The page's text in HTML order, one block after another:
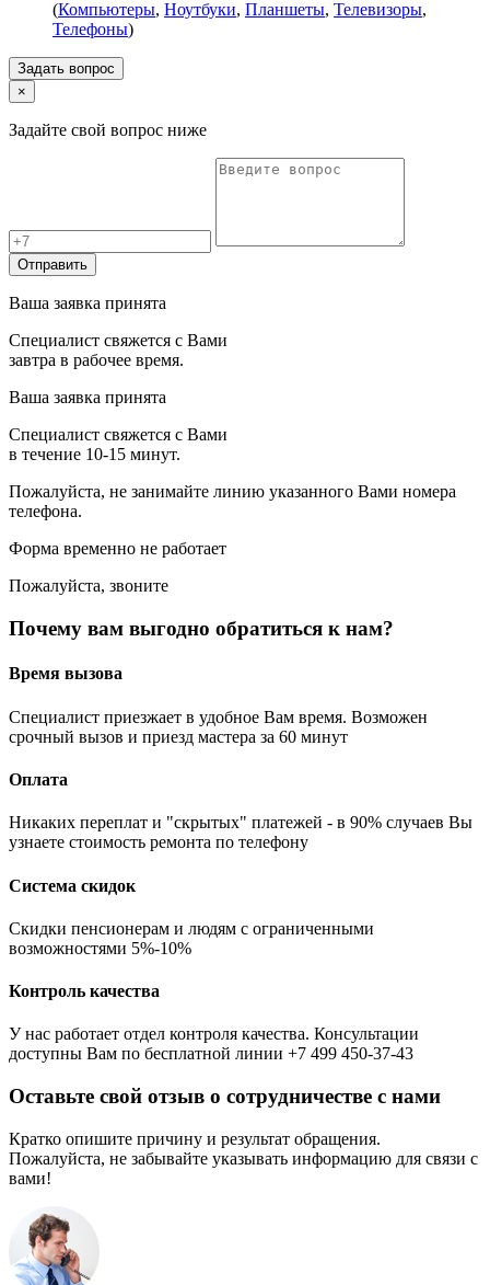
(Компьютеры, Ноутбуки, Планшеты, Телевизоры,
Телефоны)
Задать вопрос
×
Задайте свой вопрос ниже
Отправить
Ваша заявка принята
Специалист свяжется с Вами
завтра в рабочее время.
Ваша заявка принята
Специалист свяжется с Вами
в течение 10-15 минут.
Пожалуйста, не занимайте линию указанного Вами номера
телефона.
Форма временно не работает
Пожалуйста, звоните
Почему вам выгодно обратиться к нам?
Время вызова
Специалист приезжает в удобное Вам время. Возможен
срочный вызов и приезд мастера за 60 минут
Оплата
Никаких переплат и "скрытых" платежей - в 90% случаев Вы
узнаете стоимость ремонта по телефону
Система скидок
Скидки пенсионерам и людям с ограниченными
возможностями 5%-10%
Контроль качества
У нас работает отдел контроля качества. Консультации
доступны Вам по бесплатной линии +7 499 450-37-43
Оставьте свой отзыв о сотрудничестве с нами
Кратко опишите причину и результат обращения.
Пожалуйста, не забывайте указывать информацию для связи с
вами!